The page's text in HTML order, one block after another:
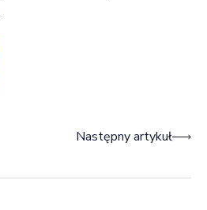
Następny artykuł